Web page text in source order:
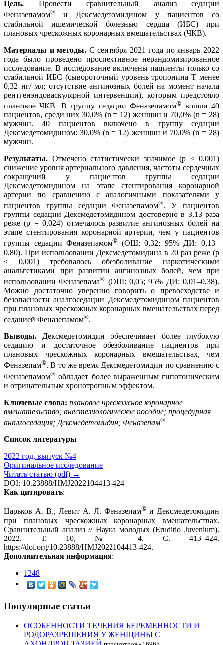
Цель. Провести сравнительный анализ седации
Феназепамом® и Дексмедетомидином у пациентов со
стабильной ишемической болезнью сердца (ИБС) при
плановых чрескожных коронарных вмешательствах (ЧКВ).
Материалы и методы. С сентября 2021 года по январь 2022
года было проведено проспективное нерандомизированное
исследование. В исследование включены пациенты только со
стабильной ИБС (сывороточный уровень тропонина T менее
0,32 нг/ мл; отсутствие ангинозных болей на момент начала
рентгенэндоваскулярной интервенции), которым предстояло
плановое ЧКВ. В группу седации Феназепамом® вошли 40
пациентов, среди них 30,0% (n = 12) женщин и 70,0% (n = 28)
мужчин. 40 пациентов включено в группу седации
Дексмедетомидином: 30,0% (n = 12) женщин и 70,0% (n = 28)
мужчин.
Результаты. Отмечено статистически значимое (р < 0,001)
снижение уровня артериального давления, частоты сердечных
сокращений у пациентов группы седации
Дексмедетомидином на этапе стентирования коронарной
артерии по сравнению с аналогичными показателями у
пациентов группы седации Феназепамом®. У пациентов
группы седации Дексмедетомидином достоверно в 3,13 раза
реже (р = 0,024) отмечалось развитие ангинозных болей на
этапе стентирования коронарной артерии, чем у пациентов
группы седации Феназепамом® (ОШ: 0,32; 95% ДИ: 0,13–
0,80). При использовании Дексмедетомидина в 20 раз реже (p
< 0,001) требовалось обезболивание наркотическими
анальгетиками при развитии ангинозных болей, чем при
использовании Феназепама® (ОШ: 0,05; 95% ДИ: 0,01–0,38).
Можно достаточно уверенно говорить о превосходстве и
безопасности аналгоседации Дексмедетомидином пациентов
при плановых чрескожных коронарных вмешательствах перед
седацией Феназепамом®.
Выводы. Дексмедетомидин обеспечивает более глубокую
седацию и достаточное обезболивание пациентов при
плановых чрескожных коронарных вмешательствах, чем
Феназепам®. В то же время Дексмедетомидин по сравнению с
Феназепамом® обладает более выраженным гипотоническим
и отрицательным хронотропным эффектом.
Ключевые слова: плановое чрескожное коронарное
вмешательство; анестезиологическое пособие; процедурная
аналгоседация; Дексмедетомидин; Феназепам®
Список литературы
2022 год, выпуск №4
Оригинальное исследование
Читать статью (pdf) →
DOI: 10.23888/HMJ2022104413-424
Как цитировать:
Царьков А. В., Левит А. Л. Феназепам® и Дексмедетомидин
при плановых чрескожных коронарных вмешательствах.
Сравнительный анализ // Наука молодых (Eruditio Juvenium).
2022. Т. 10, № 4. С. 413–424.
https://doi.org/10.23888/HMJ2022104413-424.
Дополнительная информация:
1248
Популярные статьи
ОСОБЕННОСТИ ТЕЧЕНИЯ БЕРЕМЕННОСТИ И
РОДОРАЗРЕШЕНИЯ У ЖЕНЩИНЫ С
АХОНДРОПЛАЗИЕЙ